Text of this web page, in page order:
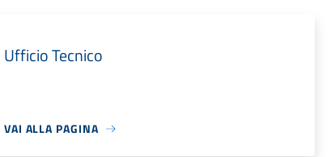
Ufficio Tecnico
VAI ALLA PAGINA